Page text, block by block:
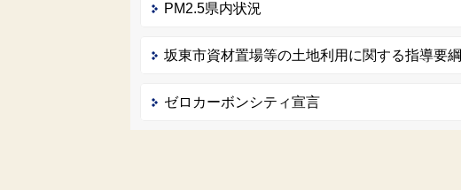
PM2.5県内状況
坂東市資材置場等の土地利用に関する指導要綱
ゼロカーボンシティ宣言